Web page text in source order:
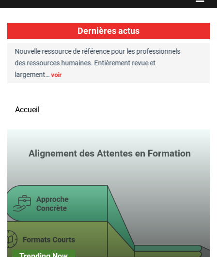
Dernières actus
Nouvelle ressource de référence pour les professionnels
des ressources humaines. Entièrement revue et
largement… voir
Accueil